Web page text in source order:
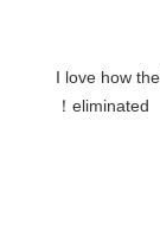
"I love how
eliminated！